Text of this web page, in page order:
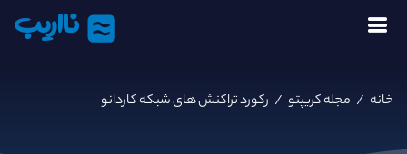
نااریب
خانه / مجله کریپتو / رکورد تراکنش های شبکه کاردانو